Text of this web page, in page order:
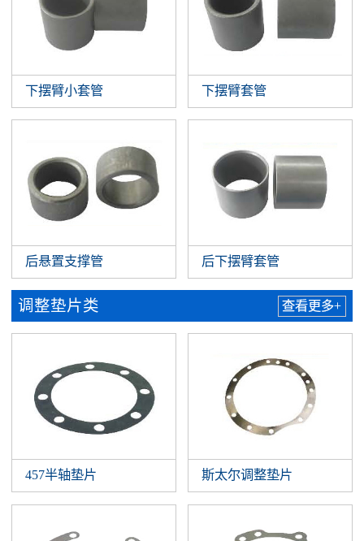
下摆臂小套管 下摆臂套管
后悬置支撑管 后下摆臂套管
调整垫片类 查看更多+
457半轴垫片 斯太尔调整垫片